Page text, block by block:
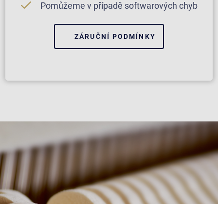
Pomůžeme v případě softwarových chyb
ZÁRUČNÍ PODMÍNKY